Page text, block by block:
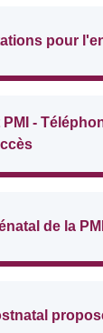
pour
-
de la PMI